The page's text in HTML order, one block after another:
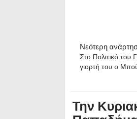
Νεότερη
Στο Πολιτικό του
γιορτή του ο
Την